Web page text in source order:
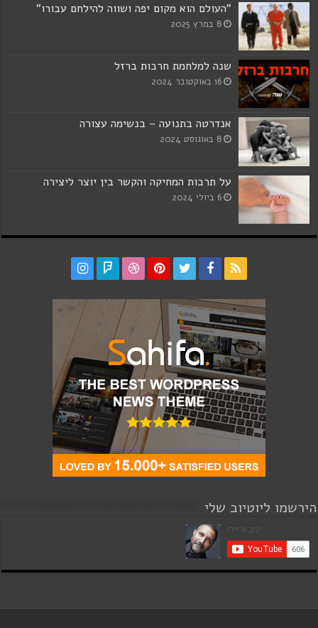
"העולם הוא מקום יפה ושווה להילחם עבורו"
8 במרץ 2025
שנה למלחמת חרבות ברזל
16 באוקטובר 2024
אנדרטה בתנועה – בנשימה עצורה
8 באוגוסט 2024
על תרבות המחיקה והקשר בין יוצר ליצירה
6 ביולי 2024
הירשמו ליוטיוב שלי